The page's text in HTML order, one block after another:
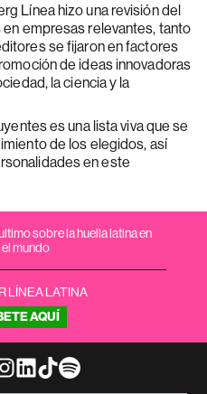
Línea hizo una revisión del
empresas relevantes, tanto
se fijaron en factores
de ideas innovadoras
la ciencia y la
es una lista viva que se
de los elegidos, así
en este
sobre la huella latina en
el mundo
LÍNEA LATINA
AQUÍ